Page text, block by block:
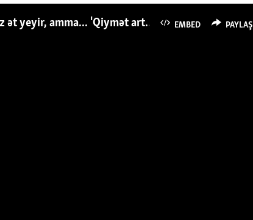
EMBED PAYLAŞ
Azərbaycanlı avropalıdan iki dəfə az ət yeyir, amma... 'Qiymət artımı qaçılmazdır'